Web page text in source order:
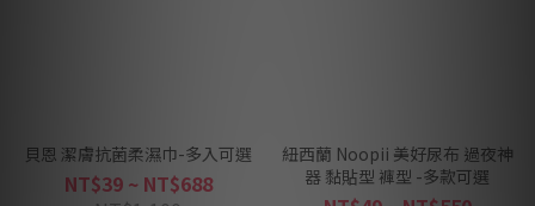
貝恩 潔膚抗菌柔濕巾-多入可選
NT$39 ~ NT$688
紐西蘭 Noopii 美好尿布 過夜神
器 黏貼型 褲型 -多款可選